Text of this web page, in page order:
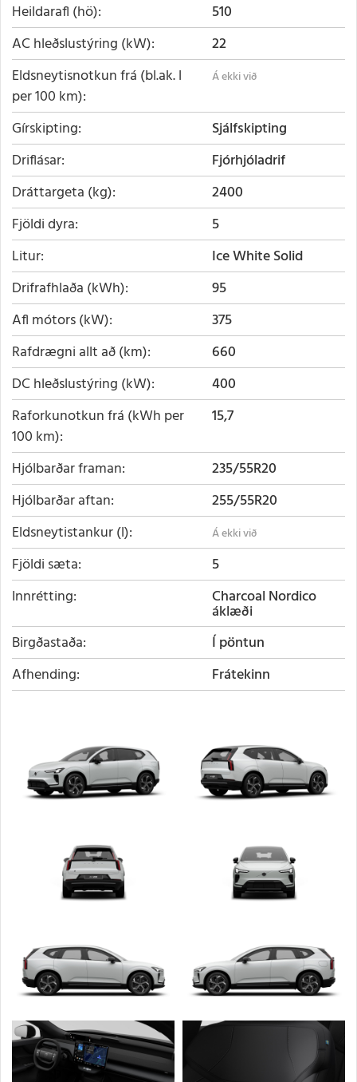
Heildarafl (hö)
510
AC hleðslustýring (kW)
22
Eldsneytisnotkun frá (bl.ak. l
per 100 km)
Gírskipting
Sjálfskipting
Driflásar
Fjórhjóladrif
Dráttargeta (kg)
2400
Fjöldi dyra
5
Litur
Ice White Solid
Drifrafhlaða (kWh)
95
Afl mótors (kW)
375
Rafdrægni allt að (km)
660
DC hleðslustýring (kW)
400
Raforkunotkun frá (kWh per
100 km)
15,7
Hjólbarðar framan
235/55R20
Hjólbarðar aftan
255/55R20
Eldsneytistankur (l)
Fjöldi sæta
5
Innrétting
Charcoal Nordico
áklæði
Birgðastaða
Í pöntun
Afhending
Frátekinn